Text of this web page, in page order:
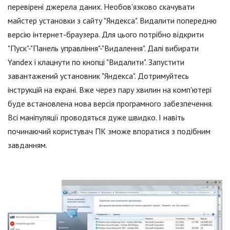
перевірені джерела даних. Необов'язково скачувати
майстер установки з сайту "Яндекса". Видалити попередню
версію інтернет-браузера. Для цього потрібно відкрити
"Пуск"-"Панель управління"-"Видалення". Далі вибирати
Yandex і клацнути по кнопці "Видалити". Запустити
завантажений установник "Яндекса". Дотримуйтесь
інструкцій на екрані. Вже через пару хвилин на комп'ютері
буде встановлена нова версія програмного забезпечення.
Всі маніпуляції проводяться дуже швидко. І навіть
починаючий користувач ПК зможе впоратися з подібним
завданням.